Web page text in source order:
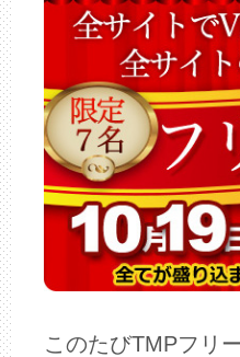
このたびTMPフリ